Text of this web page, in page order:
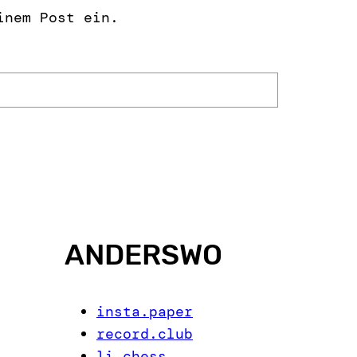
Post ein.
ANDERSWO
insta.paper
record.club